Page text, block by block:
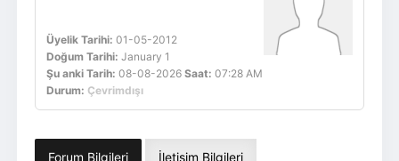
Üyelik Tarihi: 01-05-2012
Doğum Tarihi: January 1
Şu anki Tarih: 08-08-2026 Saat: 07:28 AM
Durum: Çevrimdışı
Forum Bilgileri İletişim Bilgileri